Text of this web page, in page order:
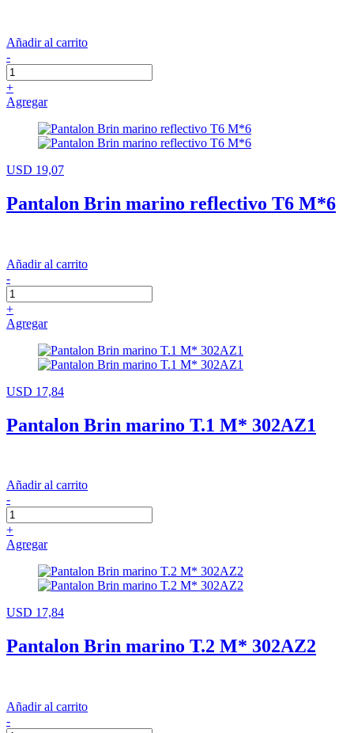
Añadir al carrito
-
+
Agregar
USD 19,07
Pantalon Brin marino reflectivo T6 M*6
Añadir al carrito
-
+
Agregar
USD 17,84
Pantalon Brin marino T.1 M* 302AZ1
Añadir al carrito
-
+
Agregar
USD 17,84
Pantalon Brin marino T.2 M* 302AZ2
Añadir al carrito
-